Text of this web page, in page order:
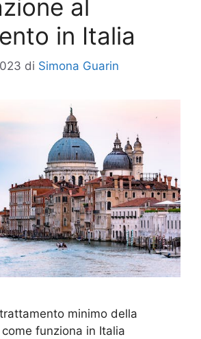
al
in Italia
di Simona Guarin
minimo della
funziona in Italia